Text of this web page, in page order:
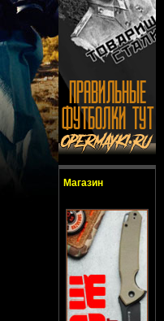
Магазин